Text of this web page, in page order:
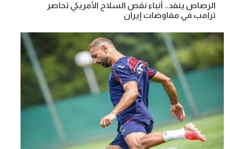
الرصاص ينفد.. أنباء نقص السلاح الأمريكي تحاصر
ترامب في مفاوضات إيران